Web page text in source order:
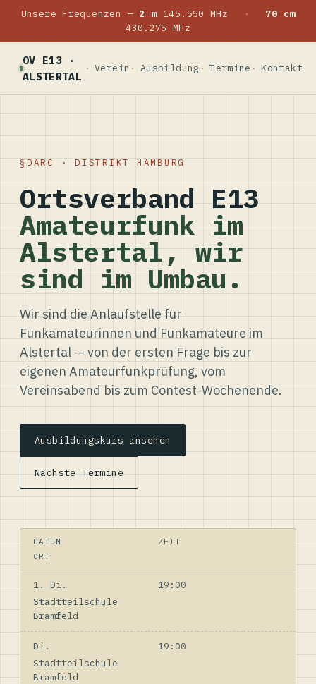
Unsere Frequenzen — 2 m145.550 MHz ·
70 cm
430.275 MHz
OV E13 ·
ALSTERTAL
Verein Ausbildung Termine Kontakt
DARC · DISTRIKT HAMBURG
Ortsverband E13
Amateurfunk im
Alstertal, wir
sind im Umbau.
Wir sind die Anlaufstelle für
Funkamateurinnen und Funkamateure im
Alstertal — von der ersten Frage bis zur
eigenen Amateurfunkprüfung, vom
Vereinsabend bis zum Contest-Wochenende.
Ausbildungskurs ansehen
Nächste Termine
DATUM
ZEIT
ORT
1. Di.
19:00
Stadtteilschule
Bramfeld
Di.
19:00
Stadtteilschule
Bramfeld